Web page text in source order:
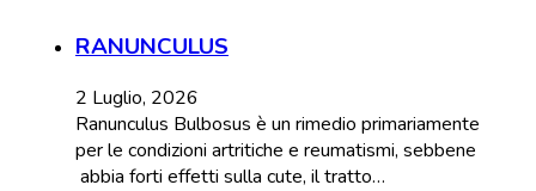
RANUNCULUS
2 Luglio, 2026
Ranunculus Bulbosus è un rimedio primariamente
per le condizioni artritiche e reumatismi, sebbene
abbia forti effetti sulla cute, il tratto…